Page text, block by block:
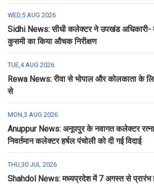
WED,5 AUG 2026
Sidhi News: सीधी कलेक्टर ने उपखंड अधिकारी-
कुसमी का किया औचक निरीक्षण
TUE,4 AUG 2026
Rewa News: रीवा से भोपाल और कोलकाता के
से
MON,3 AUG 2026
Anuppur News: अनूपपुर के नवागत कलेक्टर
निवर्तमान कलेक्टर हर्षल पंचोली को दी गई विदाई
THU,30 JUL 2026
Shahdol News: मध्यप्रदेश में 7 अगस्त से प्रारंभ